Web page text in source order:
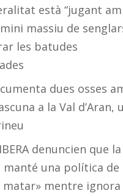
està “jugant
massiu de
les batudes
dues osses
a la Val d’Aran,
denuncien que la
una política de
mentre ignora